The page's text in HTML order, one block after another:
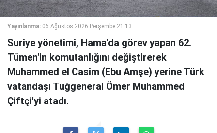
Yayınlanma: 06 Ağustos 2026 Perşembe 21:13
Suriye yönetimi, Hama'da görev yapan 62.
Tümen'in komutanlığını değiştirerek
Muhammed el Casim (Ebu Amşe) yerine Türk
vatandaşı Tuğgeneral Ömer Muhammed
Çiftçi'yi atadı.